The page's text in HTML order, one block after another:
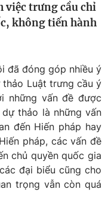
việc trưng cầu chỉ
không tiến hành
đã đóng góp nhiều ý
Luật trưng cầu ý
những vấn đề được
thảo là những vấn
đến Hiến pháp hay
pháp, các vấn đề
chủ quyền quốc gia
đại biểu cũng cho
trọng vẫn còn quá